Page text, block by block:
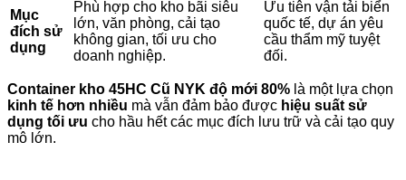
Mục
đích sử
dụng
Phù hợp cho kho bãi siêu
lớn, văn phòng, cải tạo
không gian, tối ưu cho
doanh nghiệp.
Ưu tiên vận tải biển
quốc tế, dự án yêu
cầu thẩm mỹ tuyệt
đối.
Container kho 45HC Cũ NYK độ mới 80% là một lựa chọn
kinh tế hơn nhiều mà vẫn đảm bảo được hiệu suất sử
dụng tối ưu cho hầu hết các mục đích lưu trữ và cải tạo quy
mô lớn.